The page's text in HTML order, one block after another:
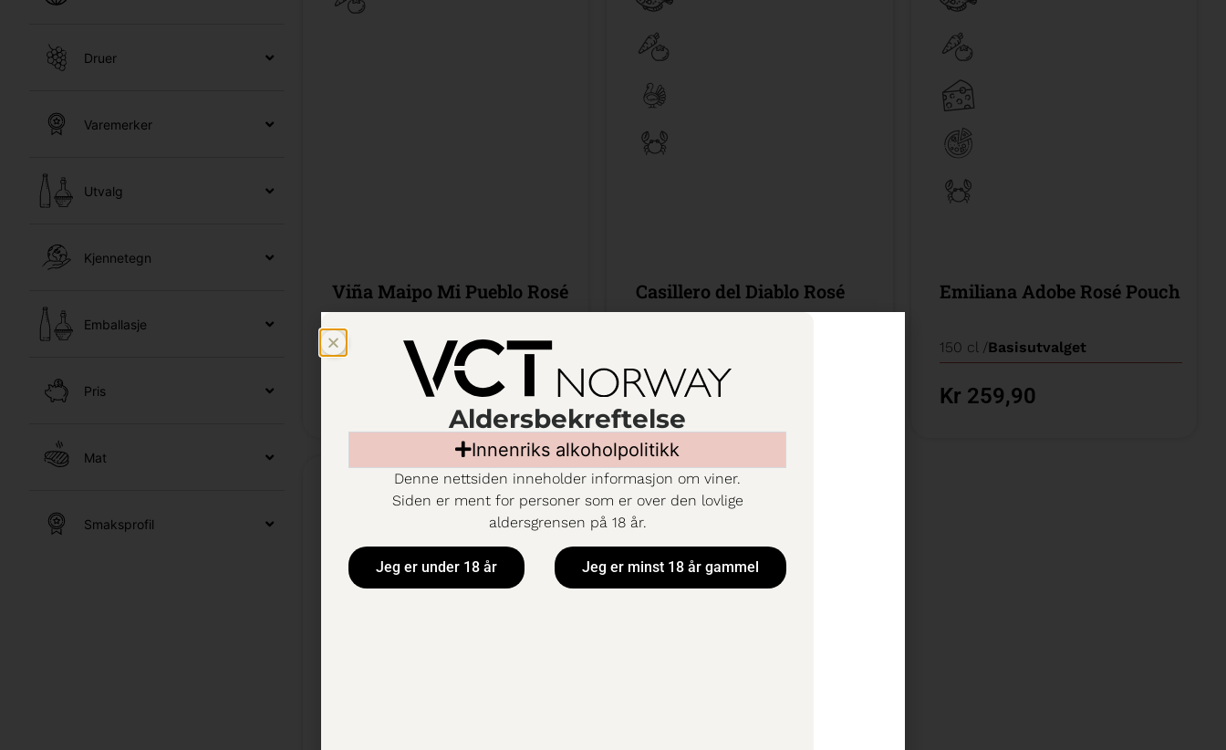
Druer
Varemerker
Utvalg
Kjennetegn
Emballasje
Pris
Mat
Smaksprofil
Viña Maipo Mi Pueblo Rosé
0,75 cl / Bestillingsutvalget
Kr 109,90
Casillero del Diablo Rosé
Kr 349,90
Emiliana Adobe Rosé Pouch
150 cl /Basisutvalget
Kr 259,90
Aldersbekreftelse
Innenriks alkoholpolitikk
Denne nettsiden inneholder informasjon om viner.
Siden er ment for personer som er over den lovlige
aldersgrensen på 18 år.
Jeg er under 18 år Jeg er minst 18 år gammel